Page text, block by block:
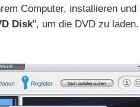
Computer, installieren
Disk", um die DVD zu